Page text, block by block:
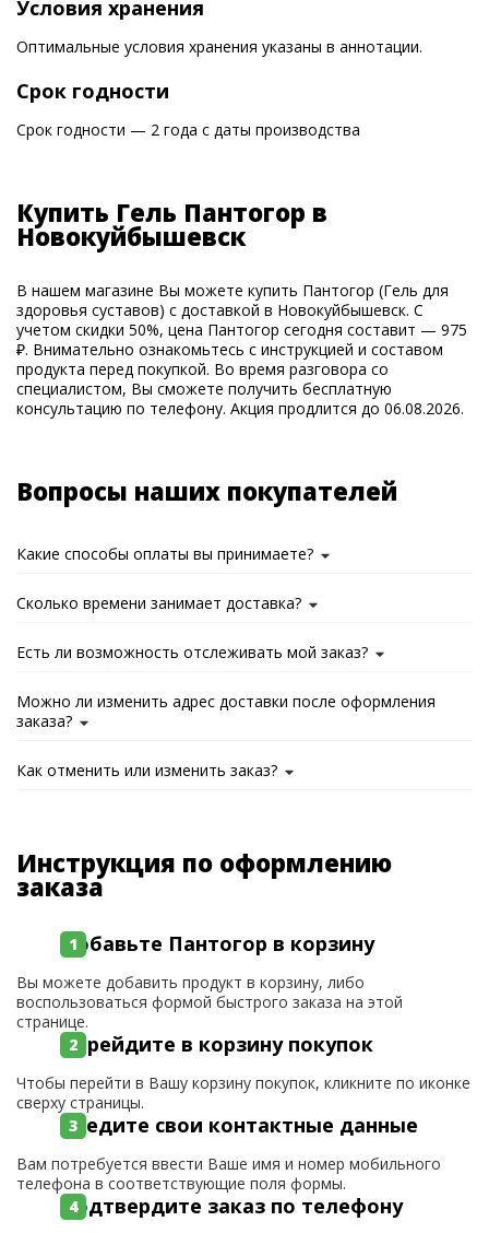
Условия хранения
Оптимальные условия хранения указаны в аннотации.
Срок годности
Срок годности — 2 года с даты производства
Купить Гель Пантогор в
Новокуйбышевск
В нашем магазине Вы можете купить Пантогор (Гель для
здоровья суставов) с доставкой в Новокуйбышевск. С
учетом скидки 50%, цена Пантогор сегодня составит — 975
₽. Внимательно ознакомьтесь с инструкцией и составом
продукта перед покупкой. Во время разговора со
специалистом, Вы сможете получить бесплатную
консультацию по телефону. Акция продлится до 06.08.2026.
Вопросы наших покупателей
Какие способы оплаты вы принимаете?
Сколько времени занимает доставка?
Есть ли возможность отслеживать мой заказ?
Можно ли изменить адрес доставки после оформления
заказа?
Как отменить или изменить заказ?
Инструкция по оформлению
заказа
Добавьте Пантогор в корзину
Вы можете добавить продукт в корзину, либо
воспользоваться формой быстрого заказа на этой
странице.
Перейдите в корзину покупок
Чтобы перейти в Вашу корзину покупок, кликните по иконке
сверху страницы.
Введите свои контактные данные
Вам потребуется ввести Ваше имя и номер мобильного
телефона в соответствующие поля формы.
Подтвердите заказ по телефону